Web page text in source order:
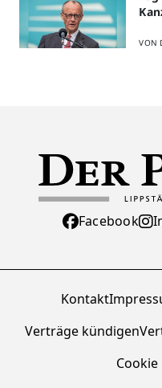
VON
Facebook
Kontakt
Verträge kündigen